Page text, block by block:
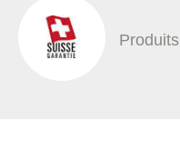
Produits